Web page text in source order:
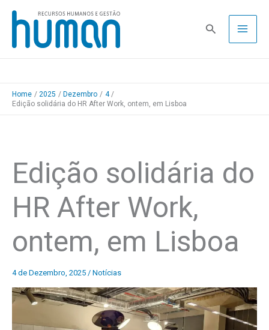
Skip
content
Pesquisa
Home 2025 Dezembro
4
Edição solidária do HR After Work, ontem, em Lisboa
Edição solidária do
HR After Work,
ontem, em Lisboa
4 de Dezembro, 2025 / Notícias